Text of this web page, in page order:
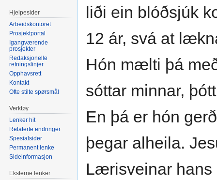
liði ein blóðsjúk
12 ár, svá at
Hón mælti þá
sóttar minnar,
En þá er hón
þegar alheila.
Lærisveinar hans
Hjelpesider
Arbeidskontoret
Prosjektportal
Igangværende
prosjekter
Redaksjonelle
retningslinjer
Opphavsrett
Kontakt
Ofte stilte spørsmål
Verktøy
Lenker hit
Relaterte endringer
Spesialsider
Permanent lenke
Sideinformasjon
Eksterne lenker